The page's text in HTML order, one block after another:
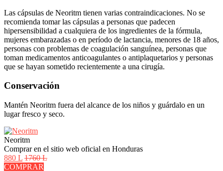
Las cápsulas de Neoritm tienen varias contraindicaciones. No se
recomienda tomar las cápsulas a personas que padecen
hipersensibilidad a cualquiera de los ingredientes de la fórmula,
mujeres embarazadas o en período de lactancia, menores de 18 años,
personas con problemas de coagulación sanguínea, personas que
toman medicamentos anticoagulantes o antiplaquetarios y personas
que se hayan sometido recientemente a una cirugía.
Conservación
Mantén Neoritm fuera del alcance de los niños y guárdalo en un
lugar fresco y seco.
Neoritm
Comprar en el sitio web oficial en Honduras
880 L 1760 L
COMPRAR